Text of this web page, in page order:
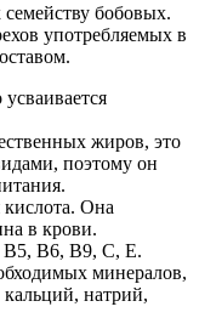
бобовых.
употребляемых в
жиров, это
поэтому он
кислота. Она
в крови.
В5, В6, В9, С, Е.
минералов,
натрий,